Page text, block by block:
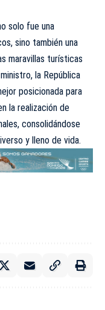
solo fue una
sino también una
maravillas turísticas
la República
posicionada para
la realización de
consolidándose
y lleno de vida.